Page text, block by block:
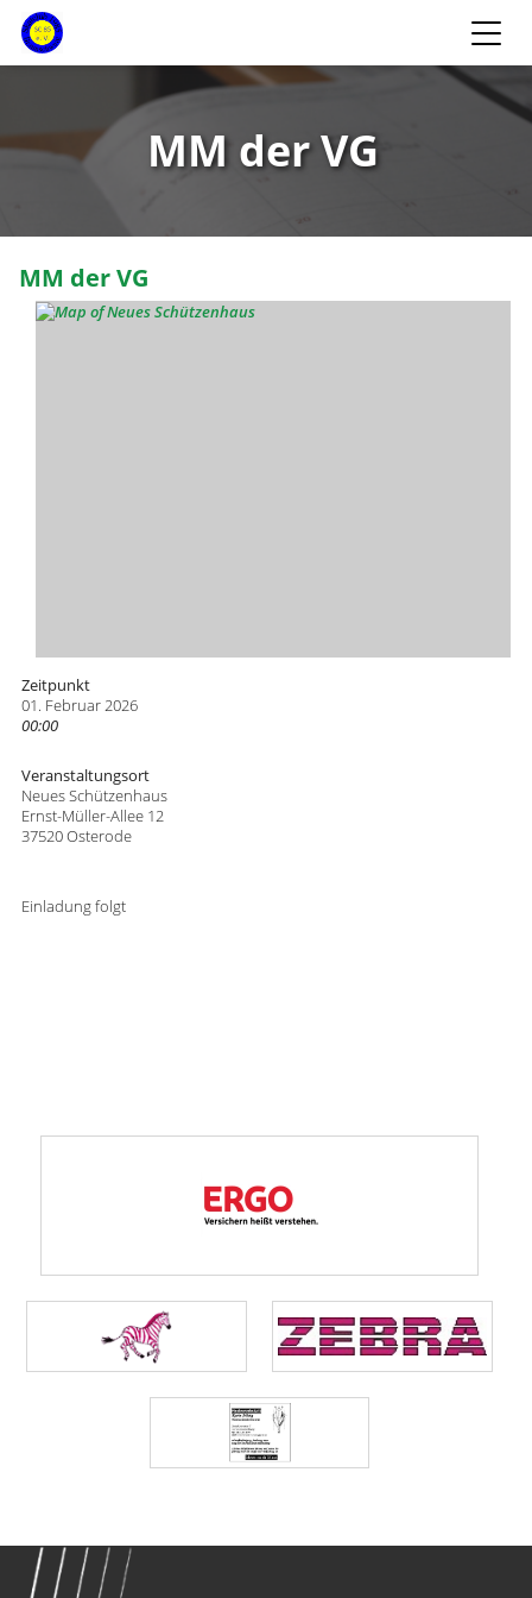
MM der VG
MM der VG
Zeitpunkt
01. Februar 2026
00:00
Veranstaltungsort
Neues Schützenhaus
Ernst-Müller-Allee 12
37520 Osterode
Einladung folgt